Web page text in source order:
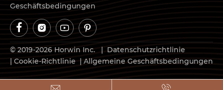
Geschäftsbedingungen
   
© 2019-2026 Horwin Inc. | Datenschutzrichtlinie
| Cookie-Richtlinie | Allgemeine Geschäftsbedingungen